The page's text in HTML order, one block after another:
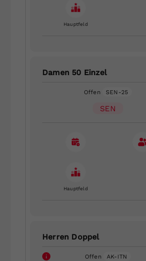
Hauptfeld
Damen 50 Einzel
Offen SEN-25
SEN
Hauptfeld
Herren Doppel
Offen AK-ITN